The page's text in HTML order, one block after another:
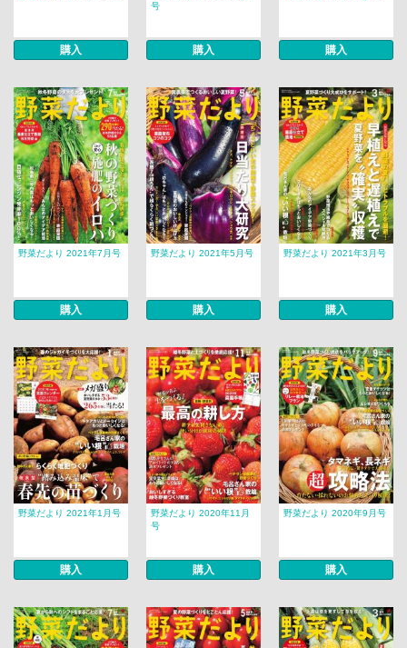
購入
号
購入 購入
野菜だより 2021年7月号
購入
野菜だより 2021年5月号
購入
野菜だより 2021年3月号
購入
野菜だより 2021年1月号
購入
野菜だより 2020年11月
号
購入
野菜だより 2020年9月号
購入